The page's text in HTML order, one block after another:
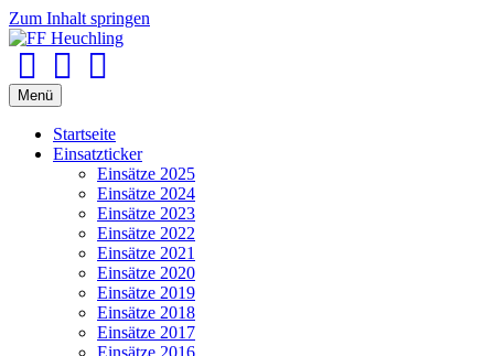
Zum Inhalt springen
Menü
Startseite
Einsatzticker
Einsätze 2025
Einsätze 2024
Einsätze 2023
Einsätze 2022
Einsätze 2021
Einsätze 2020
Einsätze 2019
Einsätze 2018
Einsätze 2017
Einsätze 2016